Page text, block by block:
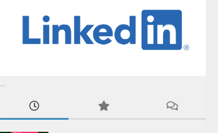
...